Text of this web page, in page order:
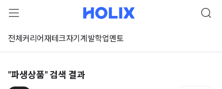
전체 커리어재테크자기계발학업멘토
"파생상품" 검색 결과